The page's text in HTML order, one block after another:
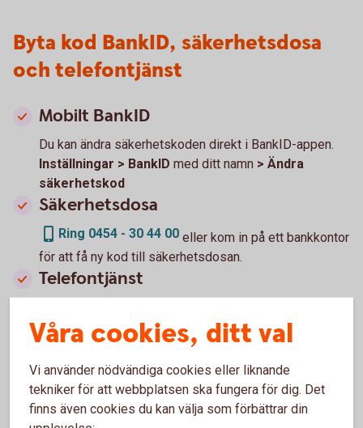
Byta kod BankID, säkerhetsdosa
och telefontjänst
Mobilt BankID
Du kan ändra säkerhetskoden direkt i BankID-appen.
Inställningar > BankID med ditt namn > Ändra
säkerhetskod
Säkerhetsdosa
Ring 0454 - 30 44 00 eller kom in på ett bankkontor
för att få ny kod till säkerhetsdosan.
Telefontjänst
Övriga tjänster > Hantera telefontjänst
Spärra körkort eller pass
Våra cookies, ditt val
Vi använder nödvändiga cookies eller liknande
tekniker för att webbplatsen ska fungera för dig. Det
finns även cookies du kan välja som förbättrar din